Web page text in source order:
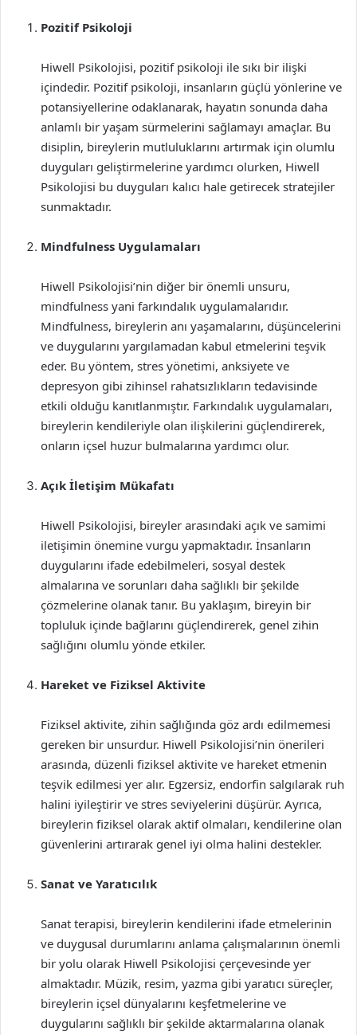
Pozitif Psikoloji
Hiwell Psikolojisi, pozitif psikoloji ile sıkı bir ilişki
içindedir. Pozitif psikoloji, insanların güçlü yönlerine ve
potansiyellerine odaklanarak, hayatın sonunda daha
anlamlı bir yaşam sürmelerini sağlamayı amaçlar. Bu
disiplin, bireylerin mutluluklarını artırmak için olumlu
duyguları geliştirmelerine yardımcı olurken, Hiwell
Psikolojisi bu duyguları kalıcı hale getirecek stratejiler
sunmaktadır.
Mindfulness Uygulamaları
Hiwell Psikolojisi’nin diğer bir önemli unsuru,
mindfulness yani farkındalık uygulamalarıdır.
Mindfulness, bireylerin anı yaşamalarını, düşüncelerini
ve duygularını yargılamadan kabul etmelerini teşvik
eder. Bu yöntem, stres yönetimi, anksiyete ve
depresyon gibi zihinsel rahatsızlıkların tedavisinde
etkili olduğu kanıtlanmıştır. Farkındalık uygulamaları,
bireylerin kendileriyle olan ilişkilerini güçlendirerek,
onların içsel huzur bulmalarına yardımcı olur.
Açık İletişim Mükafatı
Hiwell Psikolojisi, bireyler arasındaki açık ve samimi
iletişimin önemine vurgu yapmaktadır. İnsanların
duygularını ifade edebilmeleri, sosyal destek
almalarına ve sorunları daha sağlıklı bir şekilde
çözmelerine olanak tanır. Bu yaklaşım, bireyin bir
topluluk içinde bağlarını güçlendirerek, genel zihin
sağlığını olumlu yönde etkiler.
Hareket ve Fiziksel Aktivite
Fiziksel aktivite, zihin sağlığında göz ardı edilmemesi
gereken bir unsurdur. Hiwell Psikolojisi’nin önerileri
arasında, düzenli fiziksel aktivite ve hareket etmenin
teşvik edilmesi yer alır. Egzersiz, endorfin salgılarak ruh
halini iyileştirir ve stres seviyelerini düşürür. Ayrıca,
bireylerin fiziksel olarak aktif olmaları, kendilerine olan
güvenlerini artırarak genel iyi olma halini destekler.
Sanat ve Yaratıcılık
Sanat terapisi, bireylerin kendilerini ifade etmelerinin
ve duygusal durumlarını anlama çalışmalarının önemli
bir yolu olarak Hiwell Psikolojisi çerçevesinde yer
almaktadır. Müzik, resim, yazma gibi yaratıcı süreçler,
bireylerin içsel dünyalarını keşfetmelerine ve
duygularını sağlıklı bir şekilde aktarmalarına olanak